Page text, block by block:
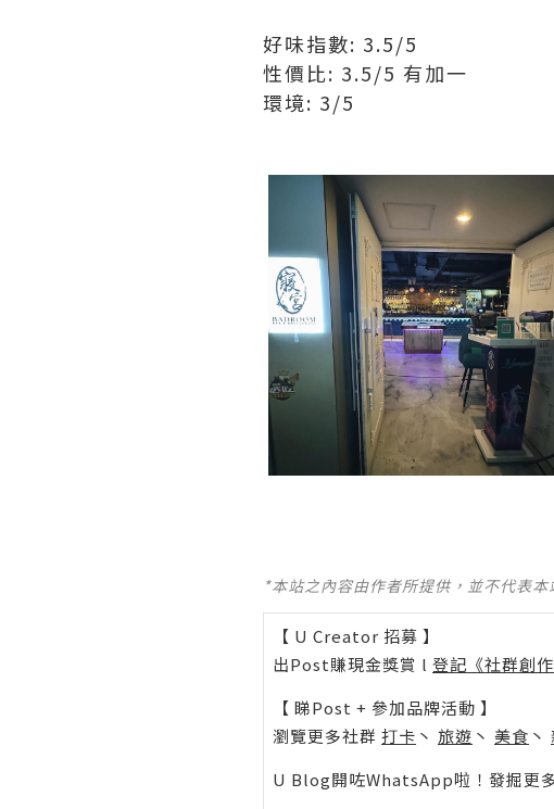
好味指數: 3.5/5
性價比: 3.5/5 有加一
環境: 3/5
*本站之內容由作者所提供，並不代表
【 U Creator 招募 】
出Post賺現金獎賞 l 登記《社群創作
【 睇Post + 參加品牌活動 】
瀏覽更多社群 打卡 丶 旅遊 丶 美食 丶
U Blog開咗WhatsApp啦！發掘更